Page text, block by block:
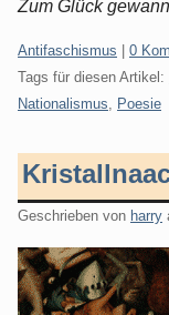
Zum Glück
Kategorien:
Antifaschismus | 0
Tags für diesen Artikel:
Nationalismus
Poesie
Geschrieben von harry